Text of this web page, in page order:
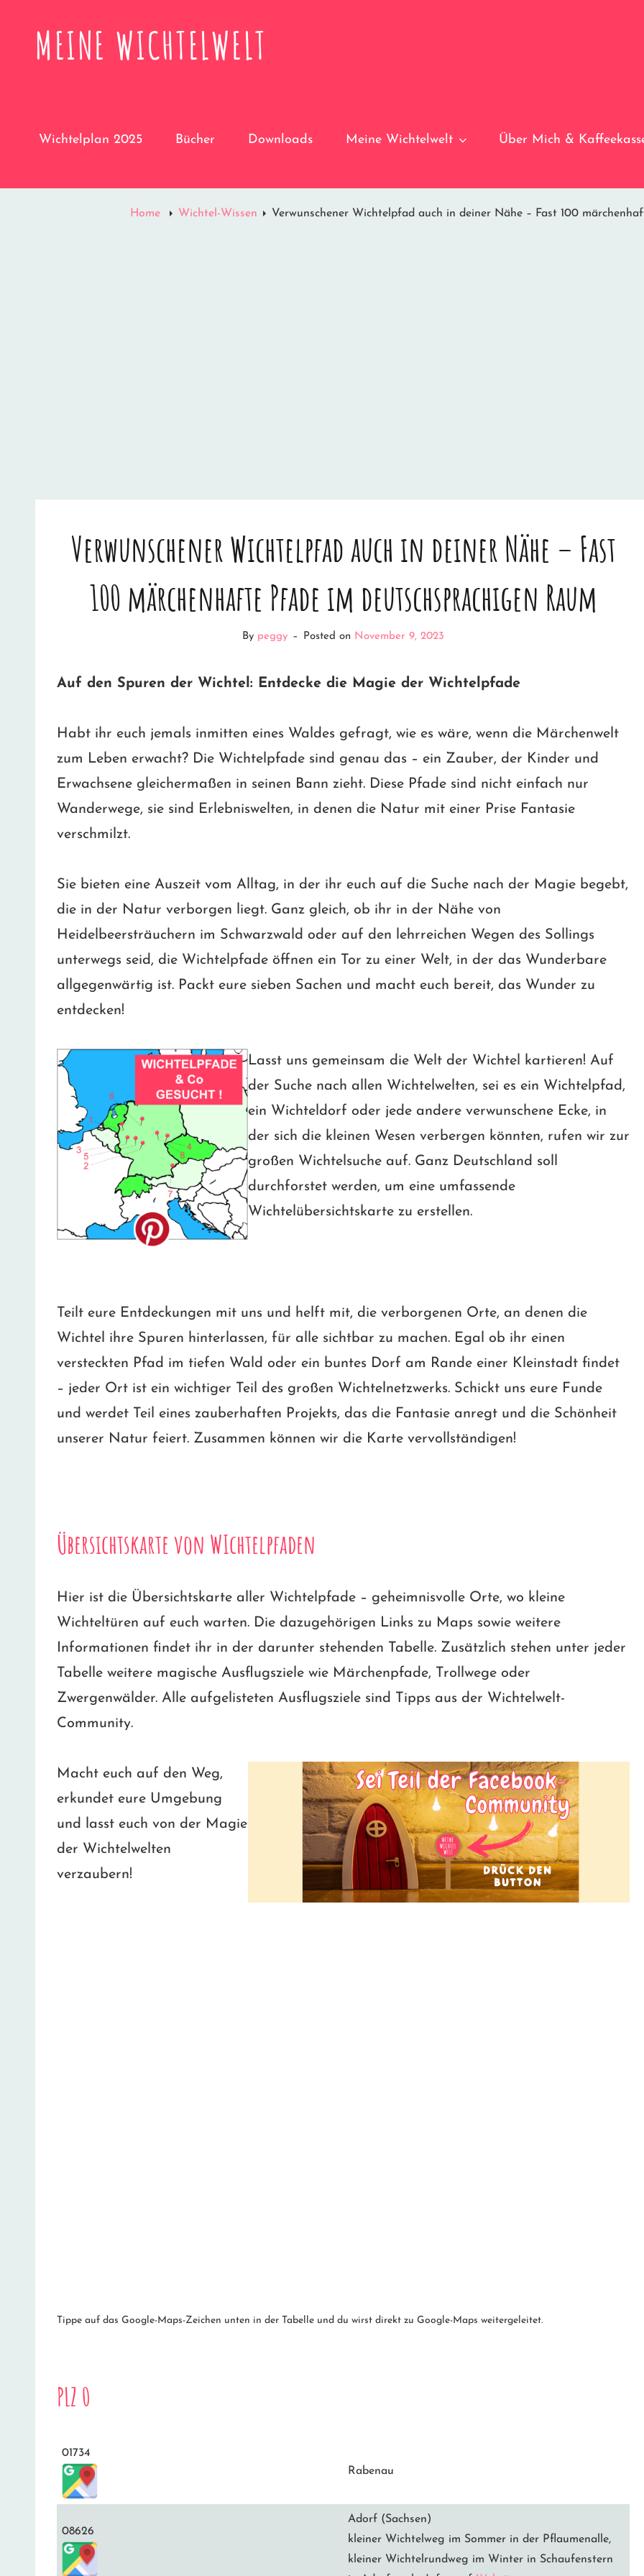
MEINE WICHTELWELT
Wichtelplan 2025 Bücher Downloads Meine Wichtelwelt Über Mich &
Home Wichtel-Wissen Verwunschener Wichtelpfad auch in deiner Nähe – Fast 100
Verwunschener Wichtelpfad auch in deiner Nähe – Fast
100 märchenhafte Pfade im deutschsprachigen Raum
By peggy – Posted on November 9, 2023
Auf den Spuren der Wichtel: Entdecke die Magie der Wichtelpfade
Habt ihr euch jemals inmitten eines Waldes gefragt, wie es wäre, wenn die Märchenwelt
zum Leben erwacht? Die Wichtelpfade sind genau das – ein Zauber, der Kinder und
Erwachsene gleichermaßen in seinen Bann zieht. Diese Pfade sind nicht einfach nur
Wanderwege, sie sind Erlebniswelten, in denen die Natur mit einer Prise Fantasie
verschmilzt.
Sie bieten eine Auszeit vom Alltag, in der ihr euch auf die Suche nach der Magie begebt,
die in der Natur verborgen liegt. Ganz gleich, ob ihr in der Nähe von
Heidelbeersträuchern im Schwarzwald oder auf den lehrreichen Wegen des Sollings
unterwegs seid, die Wichtelpfade öffnen ein Tor zu einer Welt, in der das Wunderbare
allgegenwärtig ist. Packt eure sieben Sachen und macht euch bereit, das Wunder zu
entdecken!
Lasst uns gemeinsam die Welt der Wichtel kartieren! Auf
der Suche nach allen Wichtelwelten, sei es ein Wichtelpfad,
ein Wichteldorf oder jede andere verwunschene Ecke, in
der sich die kleinen Wesen verbergen könnten, rufen wir zur
großen Wichtelsuche auf. Ganz Deutschland soll
durchforstet werden, um eine umfassende
Wichtelübersichtskarte zu erstellen.
Teilt eure Entdeckungen mit uns und helft mit, die verborgenen Orte, an denen die
Wichtel ihre Spuren hinterlassen, für alle sichtbar zu machen. Egal ob ihr einen
versteckten Pfad im tiefen Wald oder ein buntes Dorf am Rande einer Kleinstadt findet
– jeder Ort ist ein wichtiger Teil des großen Wichtelnetzwerks. Schickt uns eure Funde
und werdet Teil eines zauberhaften Projekts, das die Fantasie anregt und die Schönheit
unserer Natur feiert. Zusammen können wir die Karte vervollständigen!
Übersichtskarte von WIchtelpfaden
Hier ist die Übersichtskarte aller Wichtelpfade – geheimnisvolle Orte, wo kleine
Wichteltüren auf euch warten. Die dazugehörigen Links zu Maps sowie weitere
Informationen findet ihr in der darunter stehenden Tabelle. Zusätzlich stehen unter jeder
Tabelle weitere magische Ausflugsziele wie Märchenpfade, Trollwege oder
Zwergenwälder. Alle aufgelisteten Ausflugsziele sind Tipps aus der Wichtelwelt-
Community.
Macht euch auf den Weg,
erkundet eure Umgebung
und lasst euch von der Magie
der Wichtelwelten
verzaubern!
Tippe auf das Google-Maps-Zeichen unten in der Tabelle und du wirst direkt zu Google-Maps weitergeleitet.
PLZ 0
01734
Rabenau
08626
Adorf (Sachsen)
kleiner Wichtelweg im Sommer in der Pflaumenalle,
kleiner Wichtelrundweg im Winter in Schaufenstern